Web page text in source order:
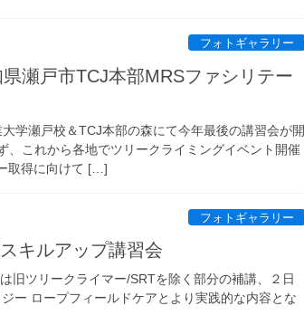
フォトギャラリー
瀬戸市TCJ本部MRSファシリテー
学瀬戸校＆TCJ本部の森にて今年最後の講習会が開
、これから各地でツリークライミングイベント開催
取得に向けて […]
フォトギャラリー
キルアップ講習会
旧ツリークライマー/SRTを除く部分の補講、２日
ー ロープフィールドケアとより実践的な内容とな